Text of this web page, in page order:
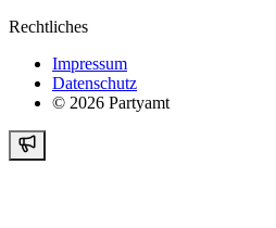
Rechtliches
Impressum
Datenschutz
© 2026 Partyamt